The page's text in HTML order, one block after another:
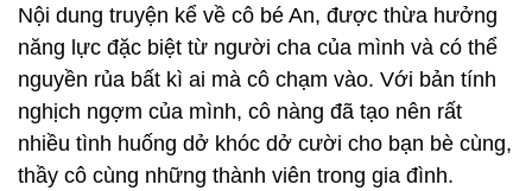
Nội dung truyện kể về cô bé An, được thừa hưởng
năng lực đặc biệt từ người cha của mình và có thể
nguyền rủa bất kì ai mà cô chạm vào. Với bản tính
nghịch ngợm của mình, cô nàng đã tạo nên rất
nhiều tình huống dở khóc dở cười cho bạn bè cùng,
thầy cô cùng những thành viên trong gia đình.